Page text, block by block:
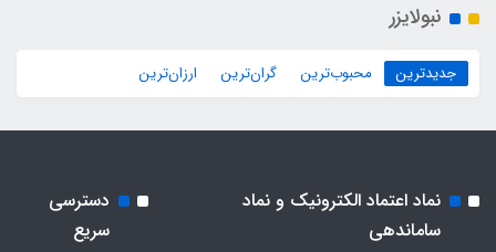
نبولایزر
جدیدترین محبوب‌ترین گران‌ترین ارزان‌ترین
نماد اعتماد الکترونیک و نماد
ساماندهی
دسترسی
سریع